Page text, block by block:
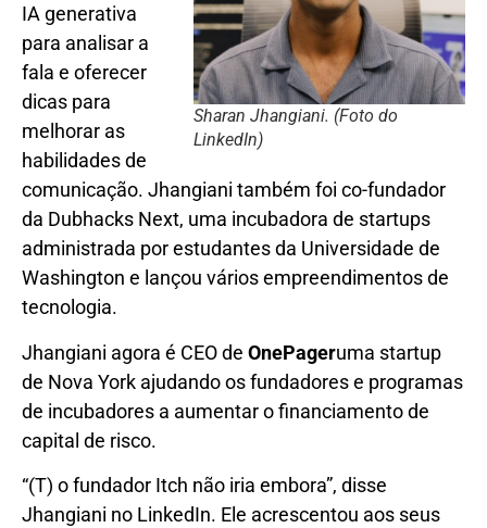
Sharan Jhangiani. (Foto do
LinkedIn)
IA generativa
para analisar a
fala e oferecer
dicas para
melhorar as
habilidades de
comunicação. Jhangiani também foi co-fundador
da Dubhacks Next, uma incubadora de startups
administrada por estudantes da Universidade de
Washington e lançou vários empreendimentos de
tecnologia.
Jhangiani agora é CEO de OnePageruma startup
de Nova York ajudando os fundadores e programas
de incubadores a aumentar o financiamento de
capital de risco.
“(T) o fundador Itch não iria embora”, disse
Jhangiani no LinkedIn. Ele acrescentou aos seus